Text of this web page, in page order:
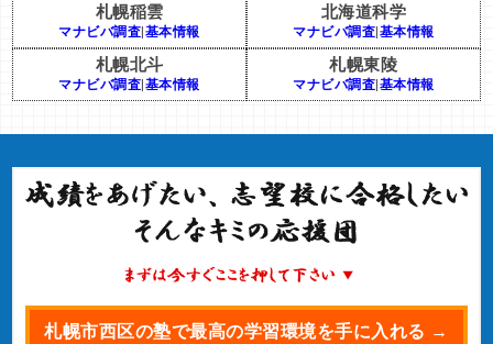
札幌稲雲
マナビバ調査|基本情報
北海道科学
マナビバ調査|基本情報
札幌北斗
マナビバ調査|基本情報
札幌東陵
マナビバ調査|基本情報
札幌市西区の塾で最高の学習環境を手に入れる →